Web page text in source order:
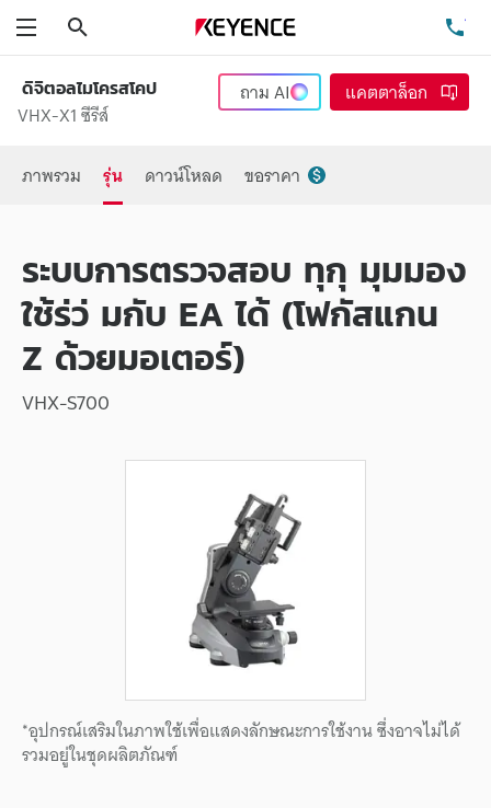
ดิจิตอลไมโครสโคป
VHX-X1 ซีรีส์
ถามAI แคตตาล็อก
ภาพรวม รุ่น ดาวน์โหลด ขอราคา
ระบบการตรวจสอบ ทุกุ มุมมอง
ใช้ร่ว่ มกับ EA ได้ (โฟกัสแกน
Z ด้วยมอเตอร์)
VHX-S700
*อุปกรณ์เสริมในภาพใช้เพื่อแสดงลักษณะการใช้งาน ซึ่งอาจไม่ได้
รวมอยู่ในชุดผลิตภัณฑ์